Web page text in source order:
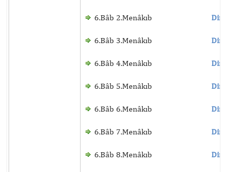
6.Bâb 2.Menâkıb
6.Bâb 3.Menâkıb
6.Bâb 4.Menâkıb
6.Bâb 5.Menâkıb
6.Bâb 6.Menâkıb
6.Bâb 7.Menâkıb
6.Bâb 8.Menâkıb